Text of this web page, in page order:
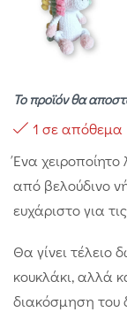
Το προϊόν θα
1 σε απόθεμα
Ένα χειροποίητο
από βελούδινο
ευχάριστο για
Θα γίνει τέλειο
κουκλάκι, αλλά
διακόσμηση του